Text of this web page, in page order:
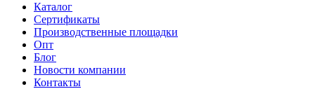
Каталог
Сертификаты
Производственные площадки
Опт
Блог
Новости компании
Контакты